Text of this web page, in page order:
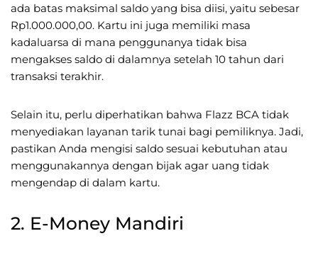
ada batas maksimal saldo yang bisa diisi, yaitu sebesar
Rp1.000.000,00. Kartu ini juga memiliki masa
kadaluarsa di mana penggunanya tidak bisa
mengakses saldo di dalamnya setelah 10 tahun dari
transaksi terakhir.
Selain itu, perlu diperhatikan bahwa Flazz BCA tidak
menyediakan layanan tarik tunai bagi pemiliknya. Jadi,
pastikan Anda mengisi saldo sesuai kebutuhan atau
menggunakannya dengan bijak agar uang tidak
mengendap di dalam kartu.
2. E-Money Mandiri